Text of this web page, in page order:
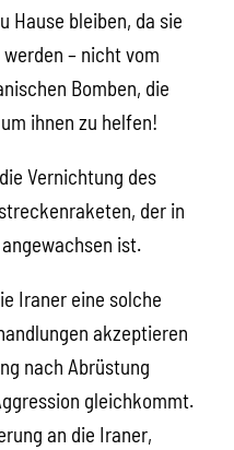
Hause bleiben, da sie
– nicht vom
Bomben, die
ihnen zu helfen!
Vernichtung des
der in
ist.
Iraner eine solche
akzeptieren
nach Abrüstung
gleichkommt.
an die Iraner,